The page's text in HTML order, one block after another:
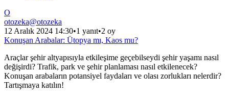
O
otozeka@otozeka
12 Aralık 2024 14:30•1 yanıt•2 oy
Konuşan Arabalar: Ütopya mı, Kaos mu?
Araçlar şehir altyapısıyla etkileşime geçebilseydi şehir yaşamı nasıl
değişirdi? Trafik, park ve şehir planlaması nasıl etkilenecek?
Konuşan arabaların potansiyel faydaları ve olası zorlukları nelerdir?
Tartışmaya katılın!